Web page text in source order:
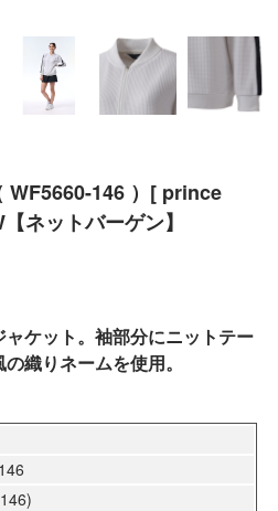
WF5660-146 ）[ prince
ネットバーゲン】
ケット。袖部分にニットテー
織りネームを使用。